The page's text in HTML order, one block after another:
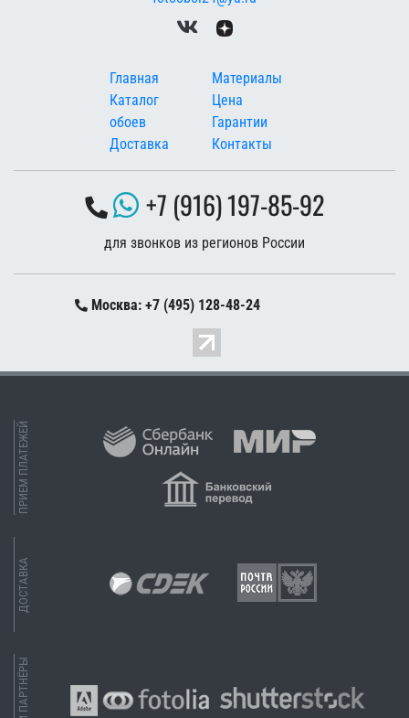
Меню в подвале
Главная
Каталог
обоев
Доставка
Материалы
Цена
Гарантии
Контакты
+7 (916) 197-85-92
для звонков из регионов России
Москва: +7 (495) 128-48-24
ПРИЕМ ПЛАТЕЖЕЙ
ДОСТАВКА